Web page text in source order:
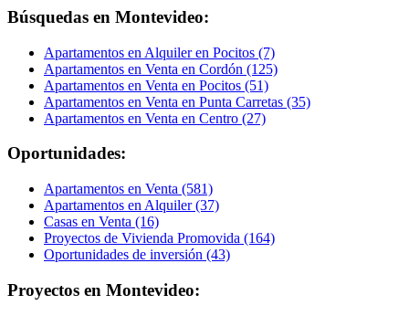
Búsquedas en Montevideo:
Apartamentos en Alquiler en Pocitos (7)
Apartamentos en Venta en Cordón (125)
Apartamentos en Venta en Pocitos (51)
Apartamentos en Venta en Punta Carretas (35)
Apartamentos en Venta en Centro (27)
Oportunidades:
Apartamentos en Venta (581)
Apartamentos en Alquiler (37)
Casas en Venta (16)
Proyectos de Vivienda Promovida (164)
Oportunidades de inversión (43)
Proyectos en Montevideo: